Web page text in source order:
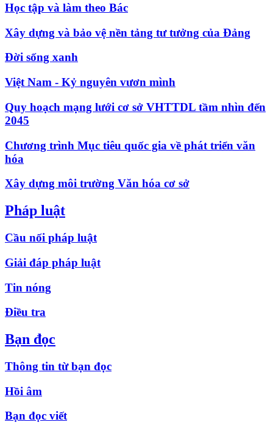
Học tập và làm theo Bác
Xây dựng và bảo vệ nền tảng tư tưởng của Đảng
Đời sống xanh
Việt Nam - Kỷ nguyên vươn mình
Quy hoạch mạng lưới cơ sở VHTTDL tầm nhìn đến
2045
Chương trình Mục tiêu quốc gia về phát triển văn
hóa
Xây dựng môi trường Văn hóa cơ sở
Pháp luật
Cầu nối pháp luật
Giải đáp pháp luật
Tin nóng
Điều tra
Bạn đọc
Thông tin từ bạn đọc
Hồi âm
Bạn đọc viết